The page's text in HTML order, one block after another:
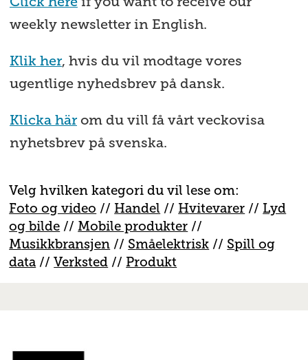
weekly newsletter in English.
Klik her, hvis du vil modtage vores
ugentlige nyhedsbrev på dansk.
Klicka härom du vill få vårt veckovisa
nyhetsbrev på svenska.
Velg hvilken kategori du vil lese om:
Foto og video // Handel // Hvitevarer // Lyd
og bilde //Mobile produkter //
Musikkbransjen // Småelektrisk // Spill og
data //Verksted // Produkt